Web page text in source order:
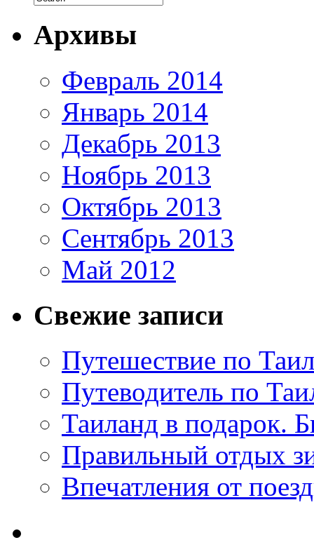
Архивы
Февраль 2014
Январь 2014
Декабрь 2013
Ноябрь 2013
Октябрь 2013
Сентябрь 2013
Май 2012
Свежие записи
Путешествие по
Путеводитель по
Таиланд в подарок.
Правильный отдых
Впечатления от